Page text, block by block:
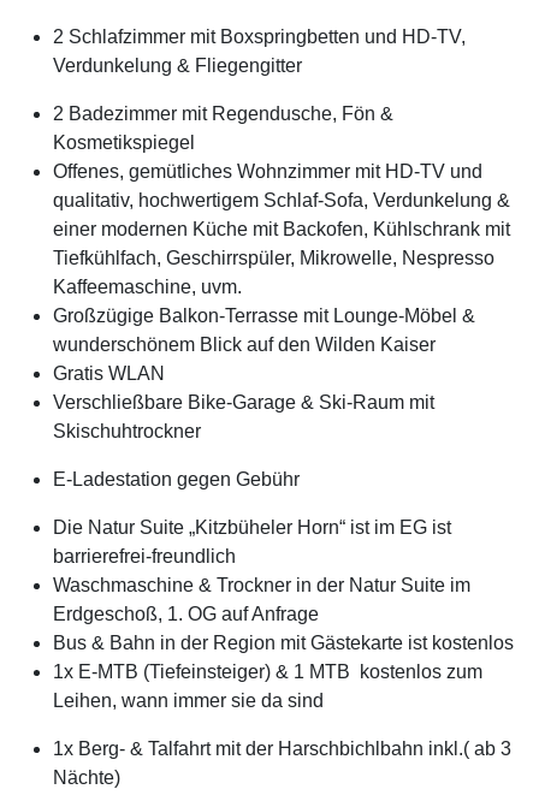
2 Schlafzimmer mit Boxspringbetten und HD-TV,
Verdunkelung & Fliegengitter
2 Badezimmer mit Regendusche, Fön &
Kosmetikspiegel
Offenes, gemütliches Wohnzimmer mit HD-TV und
qualitativ, hochwertigem Schlaf-Sofa, Verdunkelung &
einer modernen Küche mit Backofen, Kühlschrank mit
Tiefkühlfach, Geschirrspüler, Mikrowelle, Nespresso
Kaffeemaschine, uvm.
Großzügige Balkon-Terrasse mit Lounge-Möbel &
wunderschönem Blick auf den Wilden Kaiser
Gratis WLAN
Verschließbare Bike-Garage & Ski-Raum mit
Skischuhtrockner
E-Ladestation gegen Gebühr
Die Natur Suite „Kitzbüheler Horn“ ist im EG ist
barrierefrei-freundlich
Waschmaschine & Trockner in der Natur Suite im
Erdgeschoß, 1. OG auf Anfrage
Bus & Bahn in der Region mit Gästekarte ist kostenlos
1x E-MTB (Tiefeinsteiger) & 1 MTB kostenlos zum
Leihen, wann immer sie da sind
1x Berg- & Talfahrt mit der Harschbichlbahn inkl.( ab 3
Nächte)